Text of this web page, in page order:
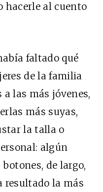
hacerle al cuento
faltado qué
de la familia
las más jóvenes,
más suyas,
la talla o
algún
de largo,
resultado la más